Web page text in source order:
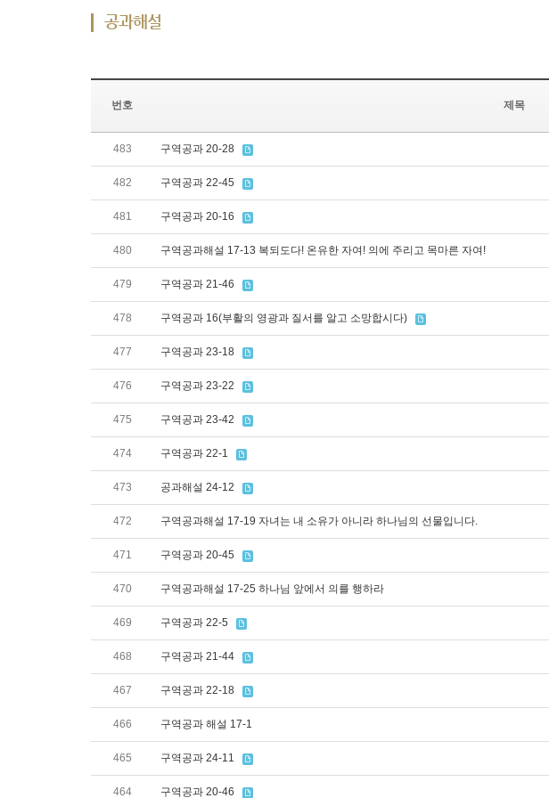
공과해설
번호 제목
483 구역공과 20-28
482 구역공과 22-45
481 구역공과 20-16
480 구역공과해설 17-13 복되도다! 온유한 자여! 의에 주리고 목마른 자여!
479 구역공과 21-46
478 구역공과 16(부활의 영광과 질서를 알고 소망합시다)
477 구역공과 23-18
476 구역공과 23-22
475 구역공과 23-42
474 구역공과 22-1
473 공과해설 24-12
472 구역공과해설 17-19 자녀는 내 소유가 아니라 하나님의 선물입니다.
471 구역공과 20-45
470 구역공과해설 17-25 하나님 앞에서 의를 행하라
469 구역공과 22-5
468 구역공과 21-44
467 구역공과 22-18
466 구역공과 해설 17-1
465 구역공과 24-11
464 구역공과 20-46